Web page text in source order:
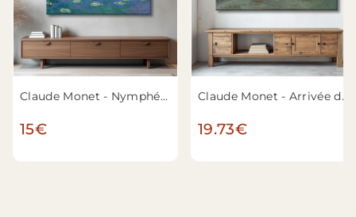
Claude Monet - Nymphéas
15€
Claude Monet - Arrivée du Train de Normandie, Gare Saint-Lazare
19.73€